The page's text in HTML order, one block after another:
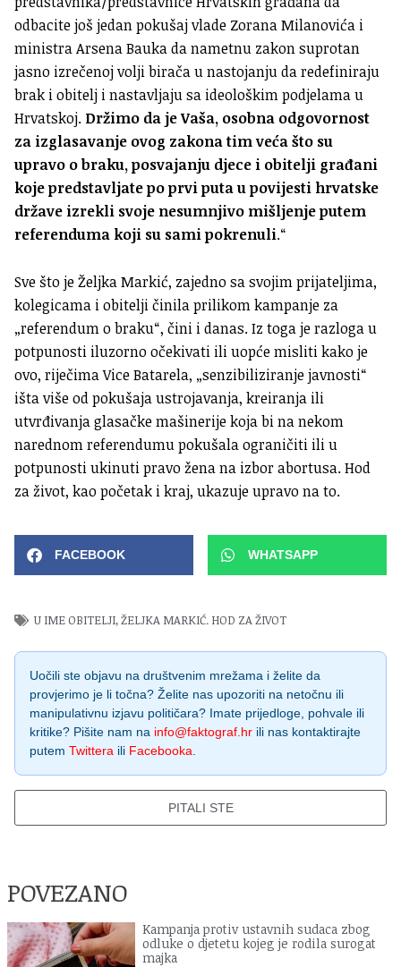
odbacite još jedan pokušaj vlade Zorana Milanovića i
ministra Arsena Bauka da nametnu zakon suprotan
jasno izrečenoj volji birača u nastojanju da redefiniraju
brak i obitelj i nastavljaju sa ideološkim podjelama u
Hrvatskoj. Držimo da je Vaša, osobna odgovornost
za izglasavanje ovog zakona tim veća što su
upravo o braku, posvajanju djece i obitelji građani
koje predstavljate po prvi puta u povijesti hrvatske
države izrekli svoje nesumnjivo mišljenje putem
referenduma koji su sami pokrenuli.“
Sve što je Željka Markić, zajedno sa svojim prijateljima,
kolegicama i obitelji činila prilikom kampanje za
„referendum o braku“, čini i danas. Iz toga je razloga u
potpunosti iluzorno očekivati ili uopće misliti kako je
ovo, riječima Vice Batarela, „senzibiliziranje javnosti“
išta više od pokušaja ustrojavanja, kreiranja ili
utvrđivanja glasačke mašinerije koja bi na nekom
narednom referendumu pokušala ograničiti ili u
potpunosti ukinuti pravo žena na izbor abortusa. Hod
za život, kao početak i kraj, ukazuje upravo na to.
FACEBOOK WHATSAPP
U IME OBITELJI,ŽELJKA MARKIĆ. HOD ZA ŽIVOT
Uočili ste objavu na društvenim mrežama i želite da
provjerimo je li točna? Želite nas upozoriti na netočnu ili
manipulativnu izjavu političara? Imate prijedloge, pohvale ili
kritike? Pišite nam na info@faktograf.hr ili nas kontaktirajte
putem Twittera ili Facebooka
PITALI STE
POVEZANO
Kampanja protiv ustavnih sudaca zbog
odluke o djetetu kojeg je rodila surogat
majka